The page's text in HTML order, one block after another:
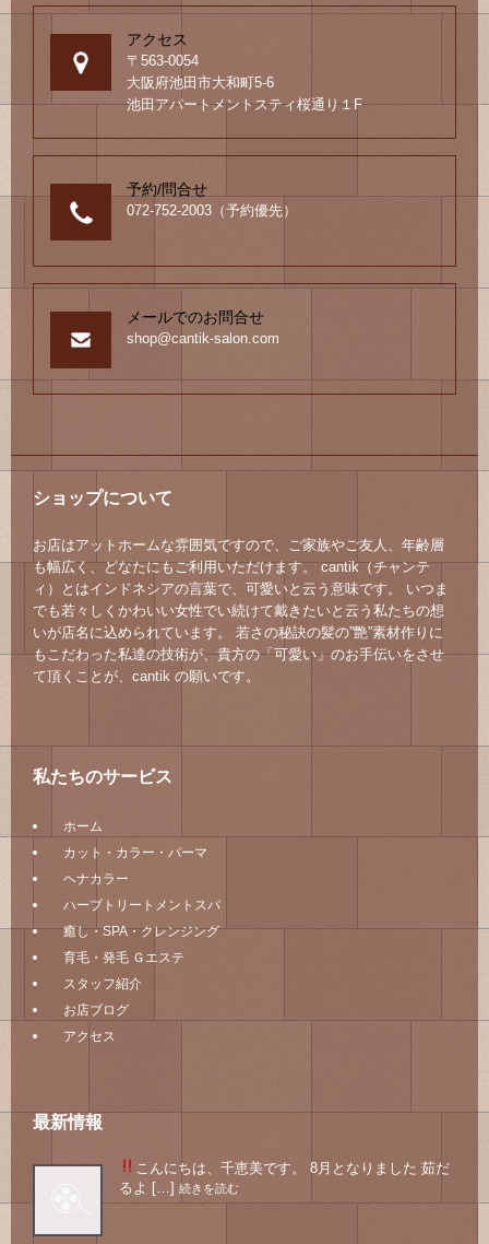
アクセス
〒563-0054
大阪府池田市大和町5-6
池田アパートメントスティ桜通り１F
予約/問合せ
072-752-2003（予約優先）
メールでのお問合せ
shop@cantik-salon.com
ショップについて
お店はアットホームな雰囲気ですので、ご家族やご友人、年齢層
も幅広く、どなたにもご利用いただけます。 cantik（チャンテ
ィ）とはインドネシアの言葉で、可愛いと云う意味です。 いつま
でも若々しくかわいい女性でい続けて戴きたいと云う私たちの想
いが店名に込められています。 若さの秘訣の髪の”艶”素材作りに
もこだわった私達の技術が、貴方の「可愛い」のお手伝いをさせ
て頂くことが、cantik の願いです。
私たちのサービス
ホーム
カット・カラー・パーマ
ヘナカラー
ハーブトリートメントスパ
癒し・SPA・クレンジング
育毛・発毛 Ｇエステ
スタッフ紹介
お店ブログ
アクセス
最新情報
こんにちは、千恵美です。 8月となりました 茹だ
るよ […] 続きを読む